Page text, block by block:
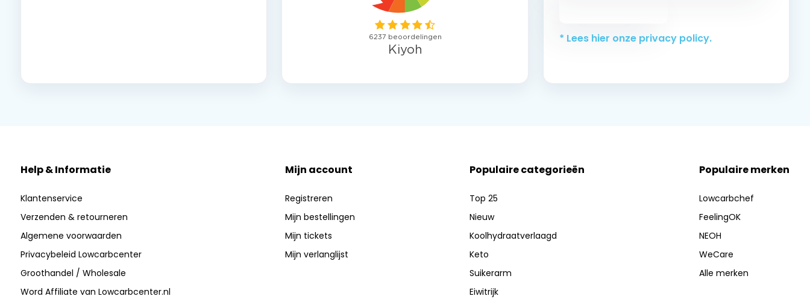
* Lees hier onze privacy policy.
Help & Informatie
Klantenservice
Verzenden & retourneren
Algemene voorwaarden
Privacybeleid Lowcarbcenter
Groothandel / Wholesale
Word Affiliate van Lowcarbcenter.nl
Mijn account
Registreren
Mijn bestellingen
Mijn tickets
Mijn verlanglijst
Populaire categorieën
Top 25
Nieuw
Koolhydraatverlaagd
Keto
Suikerarm
Eiwitrijk
Populaire merken
Lowcarbchef
FeelingOK
NEOH
WeCare
Alle merken